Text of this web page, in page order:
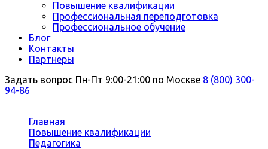
Повышение квалификации
Профессиональная переподготовка
Профессиональное обучение
Блог
Контакты
Партнеры
Задать вопрос Пн-Пт 9:00-21:00 по Москве 8 (800) 300-
94-86
Главная
Повышение квалификации
Педагогика